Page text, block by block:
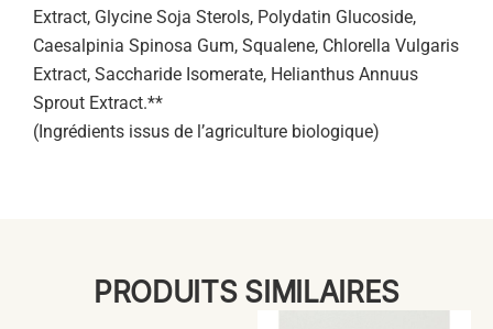
Extract, Glycine Soja Sterols, Polydatin Glucoside,
Caesalpinia Spinosa Gum, Squalene, Chlorella Vulgaris
Extract, Saccharide Isomerate, Helianthus Annuus
Sprout Extract.**
(Ingrédients issus de l’agriculture biologique)
PRODUITS SIMILAIRES